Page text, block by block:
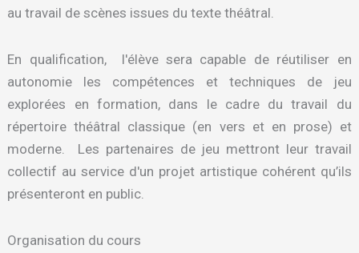
au travail de scènes issues du texte théâtral.
En qualification, l'élève sera capable de réutiliser en
autonomie les compétences et techniques de jeu
explorées en formation, dans le cadre du travail du
répertoire théâtral classique (en vers et en prose) et
moderne. Les partenaires de jeu mettront leur travail
collectif au service d'un projet artistique cohérent qu’ils
présenteront en public.
Organisation du cours